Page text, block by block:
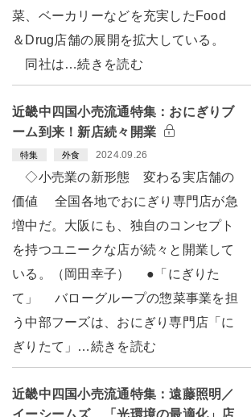
菜、ベーカリーなどを充実したFood
＆Drug店舗の展開を拡大している。
同社は…続きを読む
近畿中四国小売流通特集：おにぎりブ
ーム到来！新店続々開業
特集 外食 2024.09.26
◇小売業の新形態 変わる実店舗の
価値 全国各地でおにぎり専門店が急
増中だ。大阪にも、独自のコンセプト
を持つユニークな店が続々と開業して
いる。（岡田幸子） ●「にぎりた
て」 バローグループの惣菜事業を担
う中部フーズは、おにぎり専門店「に
ぎりたて」…続きを読む
近畿中四国小売流通特集：遠藤照明／